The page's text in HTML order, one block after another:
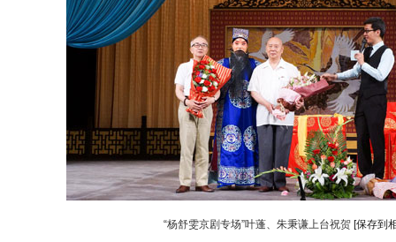
“杨舒雯京剧专场”叶蓬、朱秉谦上台祝贺 [保存到